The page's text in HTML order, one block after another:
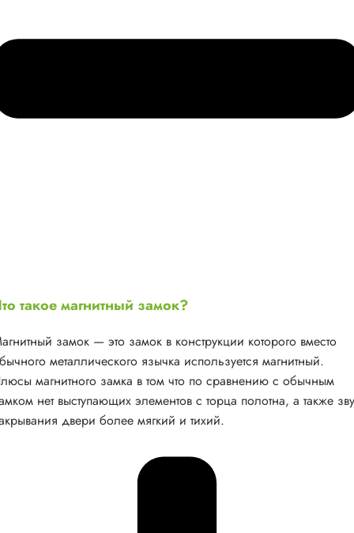
такое магнитный замок?
замок — это замок в конструкции которого вместо
металлического язычка используется магнитный.
магнитного замка в том что по сравнению с обычным
нет выступающих элементов с торца полотна, а также
двери более мягкий и тихий.